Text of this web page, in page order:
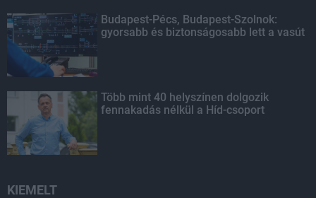
Budapest-Pécs, Budapest-Szolnok:
gyorsabb és biztonságosabb lett a vasút
Több mint 40 helyszínen dolgozik
fennakadás nélkül a Híd-csoport
KIEMELT